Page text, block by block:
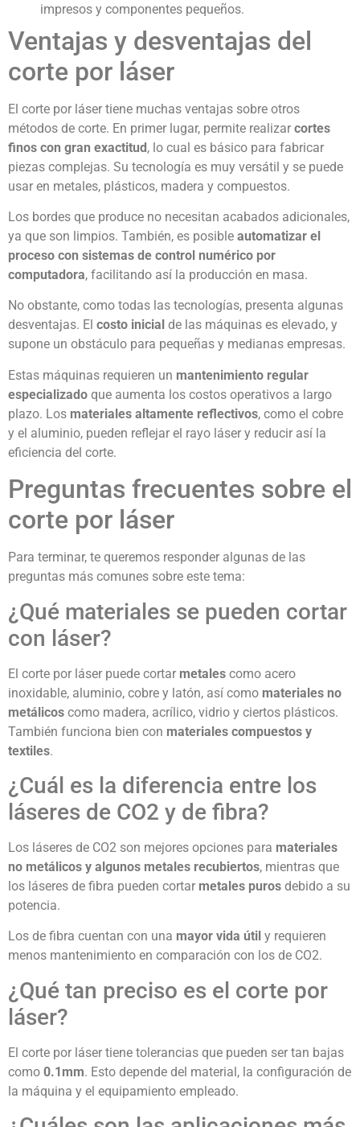
impresos y componentes pequeños.
Ventajas y desventajas del
corte por láser
El corte por láser tiene muchas ventajas sobre otros
métodos de corte. En primer lugar, permite realizar cortes
finos con gran exactitud, lo cual es básico para fabricar
piezas complejas. Su tecnología es muy versátil y se puede
usar en metales, plásticos, madera y compuestos.
Los bordes que produce no necesitan acabados adicionales,
ya que son limpios. También, es posible automatizar el
proceso con sistemas de control numérico por
computadora, facilitando así la producción en masa.
No obstante, como todas las tecnologías, presenta algunas
desventajas. El costo inicial de las máquinas es elevado, y
supone un obstáculo para pequeñas y medianas empresas.
Estas máquinas requieren un mantenimiento regular
especializado que aumenta los costos operativos a largo
plazo. Los materiales altamente reflectivos, como el cobre
y el aluminio, pueden reflejar el rayo láser y reducir así la
eficiencia del corte.
Preguntas frecuentes sobre el
corte por láser
Para terminar, te queremos responder algunas de las
preguntas más comunes sobre este tema:
¿Qué materiales se pueden cortar
con láser?
El corte por láser puede cortar metales como acero
inoxidable, aluminio, cobre y latón, así como materiales no
metálicos como madera, acrílico, vidrio y ciertos plásticos.
También funciona bien con materiales compuestos y
textiles.
¿Cuál es la diferencia entre los
láseres de CO2 y de fibra?
Los láseres de CO2 son mejores opciones para materiales
no metálicos y algunos metales recubiertos, mientras que
los láseres de fibra pueden cortar metales puros debido a su
potencia.
Los de fibra cuentan con una mayor vida útil y requieren
menos mantenimiento en comparación con los de CO2.
¿Qué tan preciso es el corte por
láser?
El corte por láser tiene tolerancias que pueden ser tan bajas
como 0.1mm. Esto depende del material, la configuración de
la máquina y el equipamiento empleado.